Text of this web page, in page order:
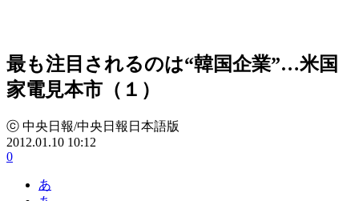
最も注目されるのは“韓国企業”…米国
家電見本市（１）
ⓒ 中央日報/中央日報日本語版
2012.01.10 10:12
0
あ